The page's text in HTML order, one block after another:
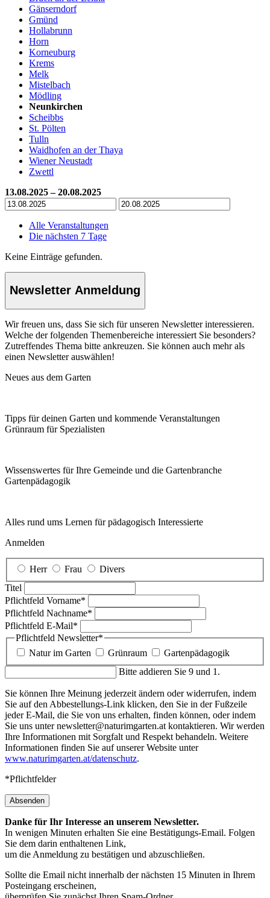
Gänserndorf
Gmünd
Hollabrunn
Horn
Korneuburg
Krems
Melk
Mistelbach
Mödling
Neunkirchen
Scheibbs
St. Pölten
Tulln
Waidhofen an der Thaya
Wiener Neustadt
Zwettl
13.08.2025 – 20.08.2025
Alle Veranstaltungen
Die nächsten 7 Tage
Keine Einträge gefunden.
Newsletter Anmeldung
Wir freuen uns, dass Sie sich für unseren Newsletter interessieren.
Welche der folgenden Themenbereiche interessiert Sie besonders?
Zutreffendes Thema bitte ankreuzen. Sie können auch mehr als
einen Newsletter auswählen!
Neues aus dem Garten
Tipps für deinen Garten und kommende Veranstaltungen
Grünraum für Spezialisten
Wissenswertes für Ihre Gemeinde und die Gartenbranche
Garten­pädagogik
Alles rund ums Lernen für pädagogisch Interessierte
Anmelden
Herr Frau
Divers
Titel
Pflichtfeld Vorname*
Pflichtfeld Nachname*
Pflichtfeld E-Mail*
Pflichtfeld Newsletter*
Natur im Garten
Grünraum
Gartenpädagogik
Bitte addieren Sie 9 und 1.
Sie können Ihre Meinung jederzeit ändern oder widerrufen, indem
Sie auf den Abbestellungs-Link klicken, den Sie in der Fußzeile
jeder E-Mail, die Sie von uns erhalten, finden können, oder indem
Sie uns unter newsletter@naturimgarten.at kontaktieren. Wir werden
Ihre Informationen mit Sorgfalt und Respekt behandeln. Weitere
Informationen finden Sie auf unserer Website unter
www.naturimgarten.at/datenschutz.
*Pflichtfelder
Absenden
Danke für Ihr Interesse an unserem Newsletter.
In wenigen Minuten erhalten Sie eine Bestätigungs-Email. Folgen
Sie dem darin enthaltenen Link,
um die Anmeldung zu bestätigen und abzuschließen.
Sollte die Email nicht innerhalb der nächsten 15 Minuten in Ihrem
Posteingang erscheinen,